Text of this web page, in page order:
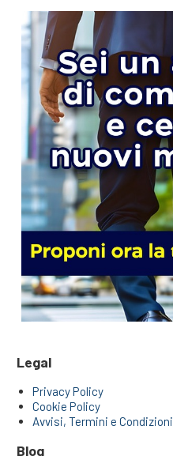
Legal
Privacy Policy
Cookie Policy
Avvisi, Termini e Condizioni
Blog